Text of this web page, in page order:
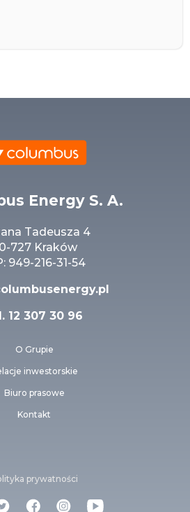
Energy S. A.
Tadeusza 4
727 Kraków
949-216-31-54
12 307 30 96
O Grupie
inwestorskie
Biuro prasowe
Kontakt
prywatności